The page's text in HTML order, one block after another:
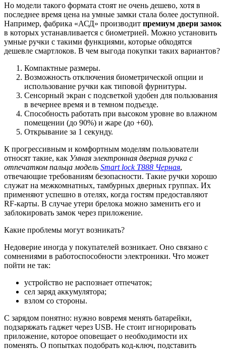
Но модели такого формата стоят не очень дешево, хотя в
последнее время цена на умные замки стала более доступной.
Например, фабрика «АСД» производит премиум двери замок
в которых устанавливается с биометрией. Можно установить
умные ручки с такими функциями, которые обходятся
дешевле смартлоков. В чем выгода покупки таких вариантов?
Компактные размеры.
Возможность отключения биометрической опции и
использование ручки как типовой фурнитуры.
Сенсорный экран с подсветкой удобен для пользования
в вечернее время и в темном подъезде.
Способность работать при высоком уровне во влажном
помещении (до 90%) и жаре (до +60).
Открывание за 1 секунду.
К прогрессивным и комфортным моделям пользователи
относят такие, как Умная электронная дверная ручка с
отпечатком пальца модель Smart lock T888 Черная,
отвечающие требованиям безопасности. Такие ручки хорошо
служат на межкомнатных, тамбурных дверных группах. Их
применяют успешно в отелях, когда гостям предоставляют
RF-карты. В случае утери брелока можно заменить его и
заблокировать замок через приложение.
Какие проблемы могут возникать?
Недоверие иногда у покупателей возникает. Оно связано с
сомнениями в работоспособности электроники. Что может
пойти не так:
устройство не распознает отпечаток;
сел заряд аккумулятора;
взлом со стороны.
С зарядом понятно: нужно вовремя менять батарейки,
подзаряжать гаджет через USB. Не стоит игнорировать
приложение, которое оповещает о необходимости их
поменять. О попытках подобрать код-ключ, подставить